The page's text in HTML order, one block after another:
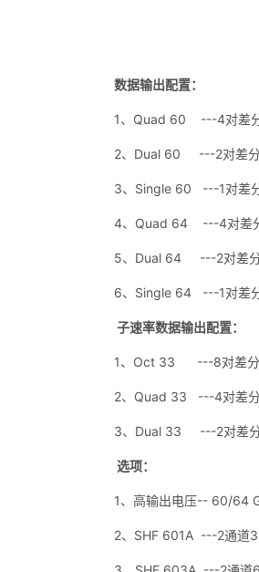
数据输出配置：
1、Quad 60 ---4对差分
2、Dual 60 ---2对差分
3、Single 60 ---1对差
4、Quad 64 ---4对差分
5、Dual 64 ---2对差分
6、Single 64 ---1对差
子速率数据输出配置：
1、Oct 33 ---8对差分
2、Quad 33 ---4对差分
3、Dual 33 ---2对差分
选项：
1、高输出电压-- 60/64
2、SHF 601A ---2通道